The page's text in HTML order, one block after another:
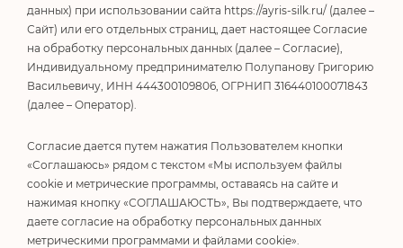
данных) при использовании сайта https://ayris-silk.ru/ (далее –
Сайт) или его отдельных страниц, дает настоящее Согласие
на обработку персональных данных (далее – Согласие),
Индивидуальному предпринимателю Полупанову Григорию
Васильевичу, ИНН 444300109806, ОГРНИП 316440100071843
(далее – Оператор).
Согласие дается путем нажатия Пользователем кнопки
«Соглашаюсь» рядом с текстом «Мы используем файлы
cookie и метрические программы, оставаясь на сайте и
нажимая кнопку «СОГЛАШАЮСТЬ», Вы подтверждаете, что
даете согласие на обработку персональных данных
метрическими программами и файлами cookie».